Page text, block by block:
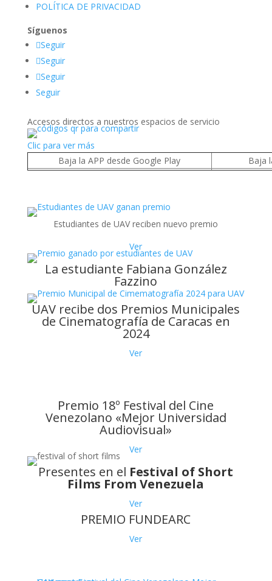
POLÍTICA DE PRIVACIDAD
Síguenos
Seguir
Seguir
Seguir
Seguir
Accesos directos a nuestros espacios de servicio
Clic para ver más
Baja la APP desde Google Play
Baja
Estudiantes de UAV reciben nuevo premio
Ver
La estudiante Fabiana González
Fazzino
UAV recibe dos Premios Municipales
de Cinematografía de Caracas en
2024
Ver
Premio 18º Festival del Cine
Venezolano «Mejor Universidad
Audiovisual»
Ver
Presentes en el Festival of Short
Films From Venezuela
Ver
PREMIO FUNDEARC
Ver